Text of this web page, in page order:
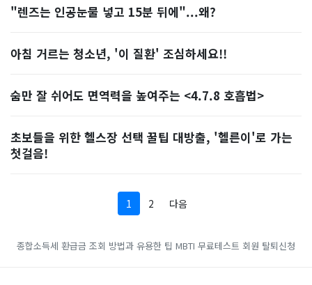
"렌즈는 인공눈물 넣고 15분 뒤에"...왜?
아침 거르는 청소년, '이 질환' 조심하세요!!
숨만 잘 쉬어도 면역력을 높여주는 <4.7.8 호흡법>
초보들을 위한 헬스장 선택 꿀팁 대방출, '헬른이'로 가는
첫걸음!
1 2 다음
종합소득세 환급금 조회 방법과 유용한 팁 MBTI 무료테스트 회원 탈퇴신청